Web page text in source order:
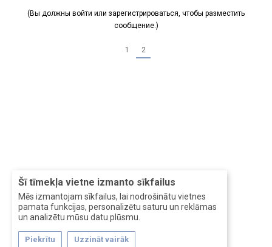
Šī tīmekļa vietne izmanto sīkfailus
Mēs izmantojam sīkfailus, lai nodrošinātu vietnes
pamata funkcijas, personalizētu saturu un reklāmas
un analizētu mūsu datu plūsmu.
Piekrītu Uzzināt vairāk
(Вы должны войти или зарегистрироваться, чтобы разместить
сообщение.)
1 2